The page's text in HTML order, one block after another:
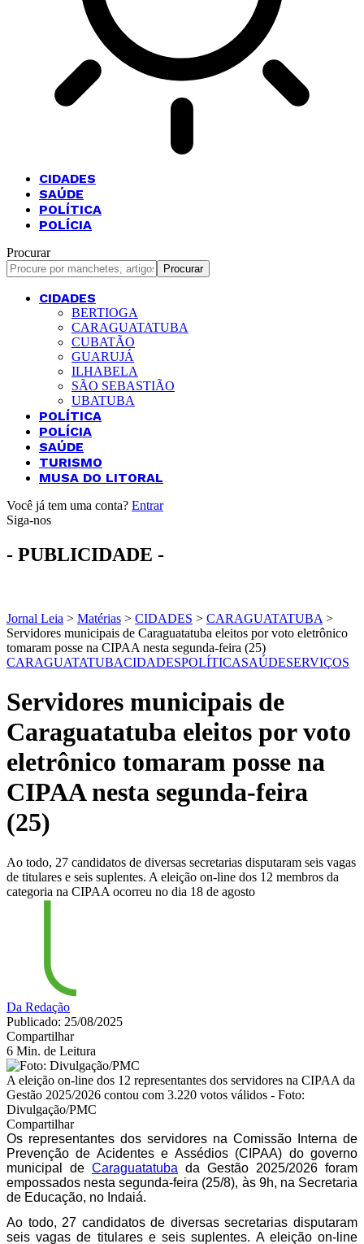
CIDADES
SAÚDE
POLÍTICA
POLÍCIA
Procurar
CIDADES
BERTIOGA
CARAGUATATUBA
CUBATÃO
GUARUJÁ
ILHABELA
SÃO SEBASTIÃO
UBATUBA
POLÍTICA
POLÍCIA
SAÚDE
TURISMO
MUSA DO LITORAL
Você já tem uma conta? Entrar
Siga-nos
- PUBLICIDADE -
Jornal Leia > Matérias > CIDADES > CARAGUATATUBA >
Servidores municipais de Caraguatatuba eleitos por voto eletrônico
tomaram posse na CIPAA nesta segunda-feira (25)
CARAGUATATUBACIDADESPOLÍTICASAÚDESERVIÇOS
Servidores municipais de
Caraguatatuba eleitos por voto
eletrônico tomaram posse na
CIPAA nesta segunda-feira
(25)
Ao todo, 27 candidatos de diversas secretarias disputaram seis vagas
de titulares e seis suplentes. A eleição on-line dos 12 membros da
categoria na CIPAA ocorreu no dia 18 de agosto
Da Redação
Publicado: 25/08/2025
Compartilhar
6 Min. de Leitura
A eleição on-line dos 12 representantes dos servidores na CIPAA da
Gestão 2025/2026 contou com 3.220 votos válidos - Foto:
Divulgação/PMC
Compartilhar
Os representantes dos servidores na Comissão Interna de
Prevenção de Acidentes e Assédios (CIPAA) do governo
municipal de Caraguatatuba da Gestão 2025/2026 foram
empossados nesta segunda-feira (25/8), às 9h, na Secretaria
de Educação, no Indaiá.
Ao todo, 27 candidatos de diversas secretarias disputaram
seis vagas de titulares e seis suplentes. A eleição on-line